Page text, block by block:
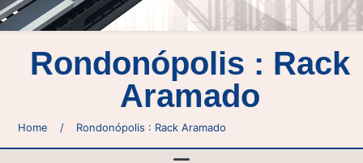
Rondonópolis : Rack
Aramado
Home / Rondonópolis : Rack Aramado